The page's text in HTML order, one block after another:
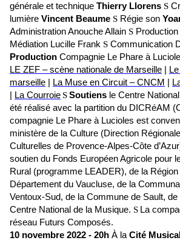
générale et technique Thierry Llorens S
lumière Vincent Beaume S Régie son
Administration Anouche Allain S
Médiation Lucille Frank S Communication
Production Compagnie Le Phare à
LE ZEF – scène nationale de Marseille |
marseille | La Muse en Circuit – CNCM |
| La Courroie SSoutiens le Centre
été réalisé avec la partition du DICRéAM
compagnie Le Phare à Lucioles est
ministère de la Culture (Direction
Culturelles de Provence-Alpes-Côte
soutien du Fonds Européen Agricole pour
Rural (programme LEADER), de la
Département du Vaucluse, de la
Ventoux-Sud, de la Commune de Sault,
Centre National de la Musique. S La
réseau Futurs Composés.
10 novembre 2022 - 20h À la Cité